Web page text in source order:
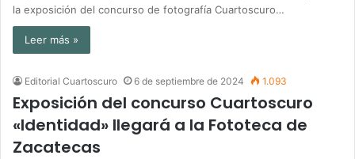
la exposición del concurso de fotografía Cuartoscuro…
Leer más »
Editorial Cuartoscuro 6 de septiembre de 2024 1.093
Exposición del concurso Cuartoscuro
«Identidad» llegará a la Fototeca de
Zacatecas